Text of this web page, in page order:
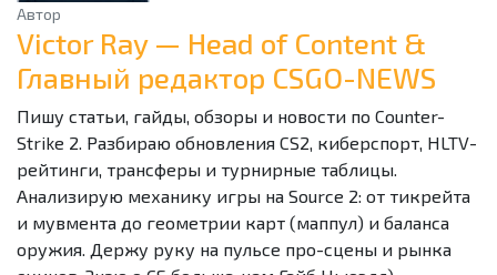
Автор
Victor Ray — Head of Content &
Главный редактор CSGO-NEWS
Пишу статьи, гайды, обзоры и новости по Counter-
Strike 2. Разбираю обновления CS2, киберспорт, HLTV-
рейтинги, трансферы и турнирные таблицы.
Анализирую механику игры на Source 2: от тикрейта
и мувмента до геометрии карт (маппул) и баланса
оружия. Держу руку на пульсе про-сцены и рынка